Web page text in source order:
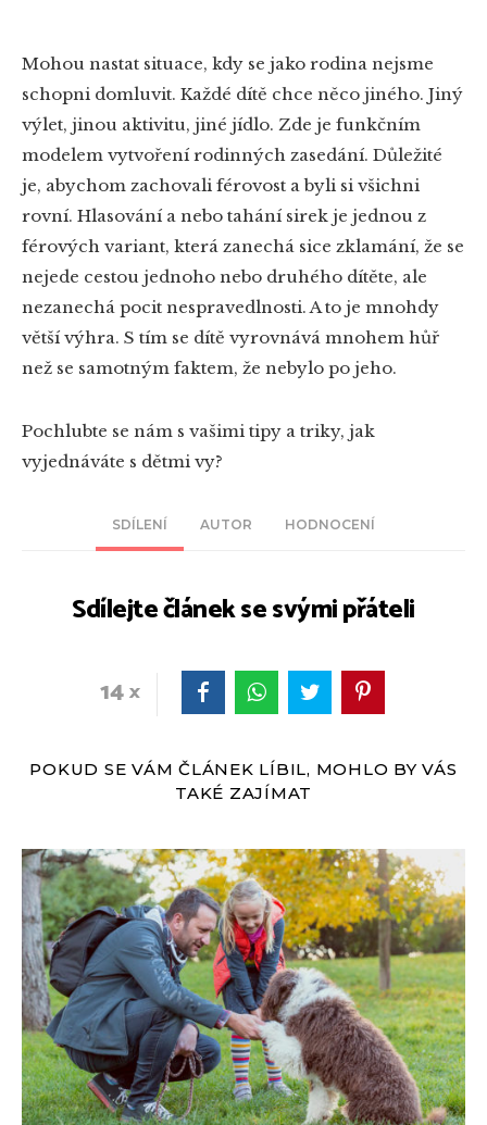
SDÍLENÍ AUTOR HODNOCENÍ
Sdílejte článek se svými přáteli
14
Mohou nastat situace, kdy se jako rodina nejsme
schopni domluvit. Každé dítě chce něco jiného. Jiný
výlet, jinou aktivitu, jiné jídlo. Zde je funkčním
modelem vytvoření rodinných zasedání. Důležité
je, abychom zachovali férovost a byli si všichni
rovní. Hlasování a nebo tahání sirek je jednou z
férových variant, která zanechá sice zklamání, že se
nejede cestou jednoho nebo druhého dítěte, ale
nezanechá pocit nespravedlnosti. A to je mnohdy
větší výhra. S tím se dítě vyrovnává mnohem hůř
než se samotným faktem, že nebylo po jeho.
Pochlubte se nám s vašimi tipy a triky, jak
vyjednáváte s dětmi vy?
POKUD SE VÁM ČLÁNEK LÍBIL, MOHLO BY VÁS
TAKÉ ZAJÍMAT